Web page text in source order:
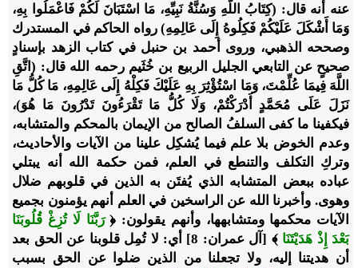
عنه أنه قال: (كِتَابُ اللَّهِ وَسُنَّةُ نَبِيِّهِ، مَا اسْتَبَانَ لَكُمْ فَاعْمَلُوا بِهِ،
وَمَا أَشْكَلَ عَلَيْكُمْ فَكِلُوهُ إِلَى عَالِمِهِ) رواه الحاكم في المستدرك
وصححه الذهبي، وروى أحمد بن حنبل في كتاب الزهد بإسنادٍ
صحيحٍ عن التابعي الجليل الربيع بن خُثَيم رحمه الله قال: (اتَّقِ
اللَّهَ فِيمَا عُلِّمْتَ، وَمَا اسْتُؤْثِرَ بِهِ عَلَيْكَ فَكِلْهُ إِلَى عَالِمِهِ، مَا كُلُّ مَا
نَزَلَ عَلَى مُحَمَّدٍ أَدْرَكْتُمْ، وَلَا كُلُّ مَا تَقْرَءُونَ تَدْرُونَ مَا هُوَ)،
فيكفينا ما كفى السلفُ الصالح من الإيمان بالمحكم والمتشابه،
وعدم الخوض بلا علم فيما يُشكِل علينا من الآيات والأحاديث،
وتركِ التكلف والتنطع في العلم، فمن حكمة الله أنه يبتلي
عباده ببعض المتشابه الذي يُفتَن به الذين في قلوبهم ضلال
وهوى. وأخبرنا الله عن الراسخين في العلم أنهم يؤمنون بجميع
الآيات محكمها ومتشابهها، وأنهم يقولون: ﴿رَبَّنَا لَا تُزِغْ قُلُوبَنَا
بَعْدَ إِذْ هَدَيْتَنَا
﴾ [آل عمران: 8] أي: لا تُمِل قلوبنا عن الحق بعد
أن هديتنا إليه، ولا تجعلنا من الذين ضلوا عن الحق بسبب